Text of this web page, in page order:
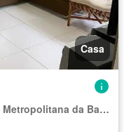
Casa
Região Imediata de Santos, Região Metropolitana da Baixada Santista